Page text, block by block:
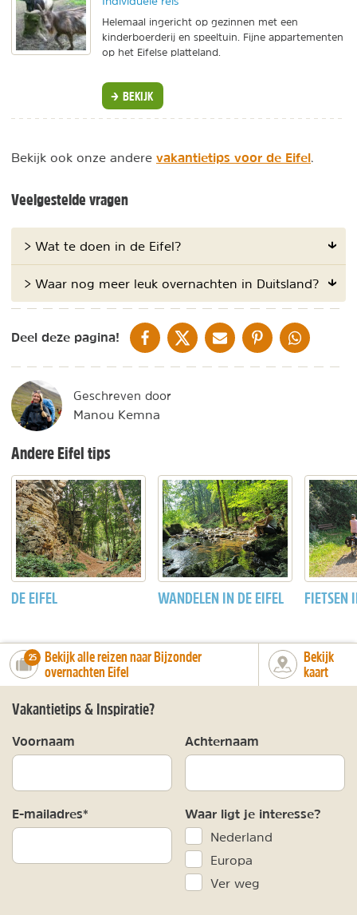
Helemaal ingericht op gezinnen met een
kinderboerderij en speeltuin. Fijne appartementen
op het Eifelse platteland.
BEKIJK
Bekijk ook onze andere vakantietips voor de Eifel.
Veelgestelde vragen
> Wat te doen in de Eifel?
> Waar nog meer leuk overnachten in Duitsland?
Deel deze pagina! DELEN OP FACEBOOK
DELEN OP XDELEN VIA DE MAIL
DELEN OP PINTEREST
DELEN OP
Geschreven door
Manou Kemna
Andere Eifel tips
DE EIFEL WANDELEN IN DE EIFEL FIETSEN
number_of_trips:
25
Bekijk alle reizen naar Bijzonder
overnachten Eifel
Bekijk
kaart
Vakantietips & Inspiratie?
Voornaam Achternaam
E-mailadres* Waar ligt je interesse?
Nederland
Europa
Ver weg